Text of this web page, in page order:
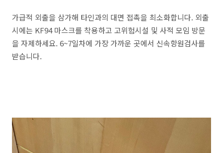
가급적 외출을 삼가해 타인과의 대면 접촉을 최소화합니다. 외출
시에는 KF94 마스크를 착용하고 고위험시설 및 사적 모임 방문
을 자제하세요. 6~7일차에 가장 가까운 곳에서 신속항원검사를
받습니다.